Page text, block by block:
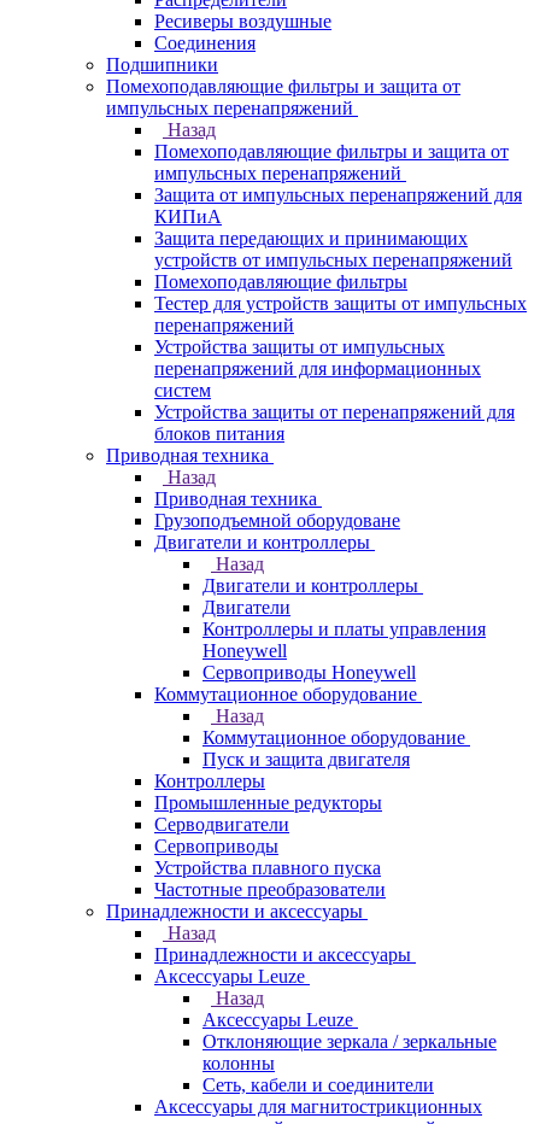
Ресиверы воздушные
Соединения
Подшипники
Помехоподавляющие фильтры и защита от
импульсных перенапряжений
Назад
Помехоподавляющие фильтры и защита от
импульсных перенапряжений
Защита от импульсных перенапряжений для
КИПиА
Защита передающих и принимающих
устройств от импульсных перенапряжений
Помехоподавляющие фильтры
Тестер для устройств защиты от импульсных
перенапряжений
Устройства защиты от импульсных
перенапряжений для информационных
систем
Устройства защиты от перенапряжений для
блоков питания
Приводная техника
Назад
Приводная техника
Грузоподъемной оборудоване
Двигатели и контроллеры
Назад
Двигатели и контроллеры
Двигатели
Контроллеры и платы управления
Honeywell
Сервоприводы Honeywell
Коммутационное оборудование
Назад
Коммутационное оборудование
Пуск и защита двигателя
Контроллеры
Промышленные редукторы
Серводвигатели
Сервоприводы
Устройства плавного пуска
Частотные преобразователи
Принадлежности и аксессуары
Назад
Принадлежности и аксессуары
Аксессуары Leuze
Назад
Аксессуары Leuze
Отклоняющие зеркала / зеркальные
колонны
Сеть, кабели и соединители
Аксессуары для магнитострикционных